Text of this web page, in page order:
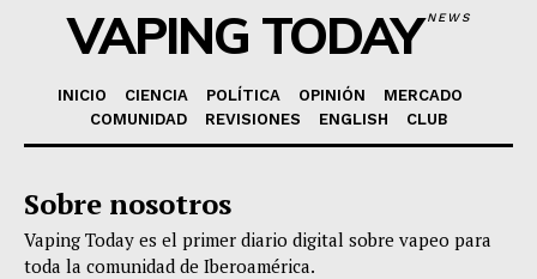
VAPING TODAYNEWS
INICIO CIENCIA POLÍTICA OPINIÓN
MERCADO
COMUNIDAD
REVISIONES ENGLISH CLUB
Sobre nosotros
Vaping Today es el primer diario digital sobre vapeo para
toda la comunidad de Iberoamérica.